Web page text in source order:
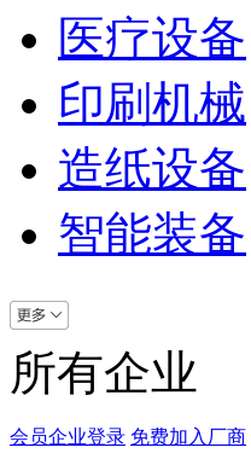
医疗设备
印刷机械
造纸设备
智能装备
所有企业
会员企业登录 免费加入厂商